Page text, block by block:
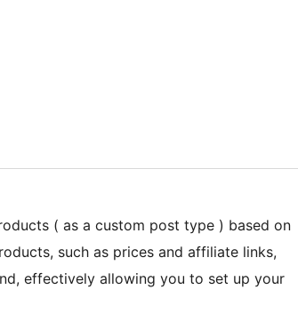
( as a custom post type ) based on
such as prices and affiliate links,
effectively allowing you to set up your